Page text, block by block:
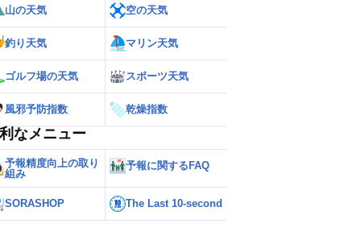
山の天気 空の天気
釣り天気 マリン天気
ゴルフ場の天気 スポーツ天気
風邪予防指数 乾燥指数
なメニュー
予報精度向上の取り
組み
予報に関するFAQ
SORASHOP The Last 10-second